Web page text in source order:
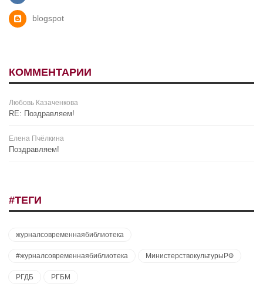
blogspot
КОММЕНТАРИИ
Любовь Казаченкова
RE: Поздравляем!
Елена Пчёлкина
Поздравляем!
#ТЕГИ
журналсовременнаябиблиотека
#журналсовременнаябиблиотека МинистерствокультурыРФ
РГДБ РГБМ